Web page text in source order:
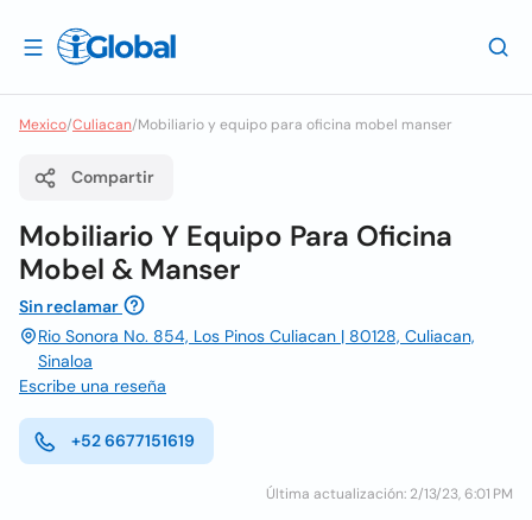
Mexico/Culiacan/Mobiliario y equipo para oficina mobel manser
Compartir
Mobiliario Y Equipo Para Oficina
Mobel & Manser
Sin reclamar
Rio Sonora No. 854, Los Pinos Culiacan | 80128, Culiacan,
Sinaloa
Escribe una reseña
+52 6677151619
Última actualización: 2/13/23, 6:01 PM